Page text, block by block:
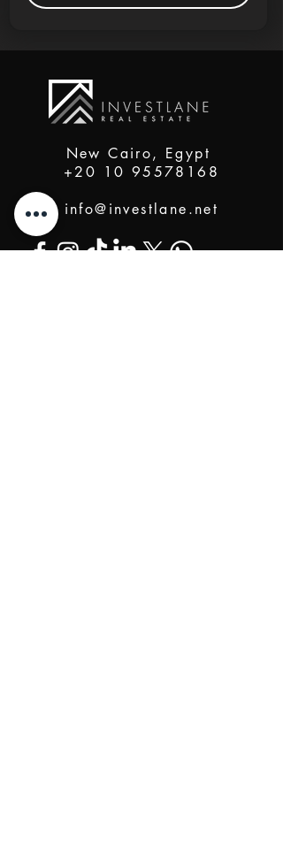
New Cairo, Egypt
+20 10 95578168
info@investlane.net